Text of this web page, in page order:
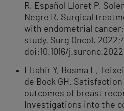
R, Español Lloret P,
Negre R. Surgical
with endometrial
study. Surg Oncol.
doi:10.1016/
Eltahir Y, Bosma E,
de Bock GH.
outcomes of breast
Investigations into the